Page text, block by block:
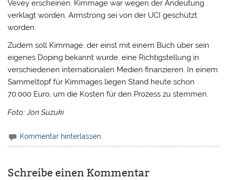
Vevey erscheinen. Kimmage war wegen der Andeutung
verklagt worden, Armstrong sei von der UCI geschützt
worden.
Zudem soll Kimmage, der einst mit einem Buch über sein
eigenes Doping bekannt wurde, eine Richtigstellung in
verschiedenen internationalen Medien finanzieren. In einem
Sammeltopf für Kimmages liegen Stand heute schon
70.000 Euro, um die Kosten für den Prozess zu stemmen.
Foto: Jon Suzuki
Kommentar hinterlassen
Schreibe einen Kommentar